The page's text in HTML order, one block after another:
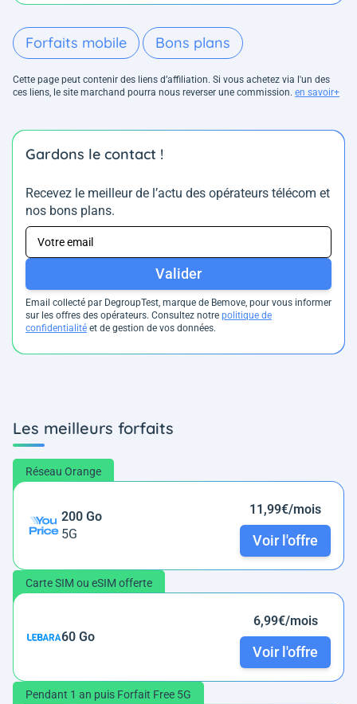
Forfaits mobile Bons plans
Cette page peut contenir des liens d’affiliation. Si vous achetez via l'un des
ces liens, le site marchand pourra nous reverser une commission. en savoir+
Gardons le contact !
Recevez le meilleur de l’actu des opérateurs télécom et
nos bons plans.
Valider
Email collecté par DegroupTest, marque de Bemove, pour vous informer
sur les offres des opérateurs. Consultez notre politique de
confidentialité et de gestion de vos données.
Les meilleurs forfaits
Réseau Orange
200 Go
5G
11,99€/mois
Voir l'offre
Carte SIM ou eSIM offerte
60 Go
6,99€/mois
Voir l'offre
Pendant 1 an puis Forfait Free 5G